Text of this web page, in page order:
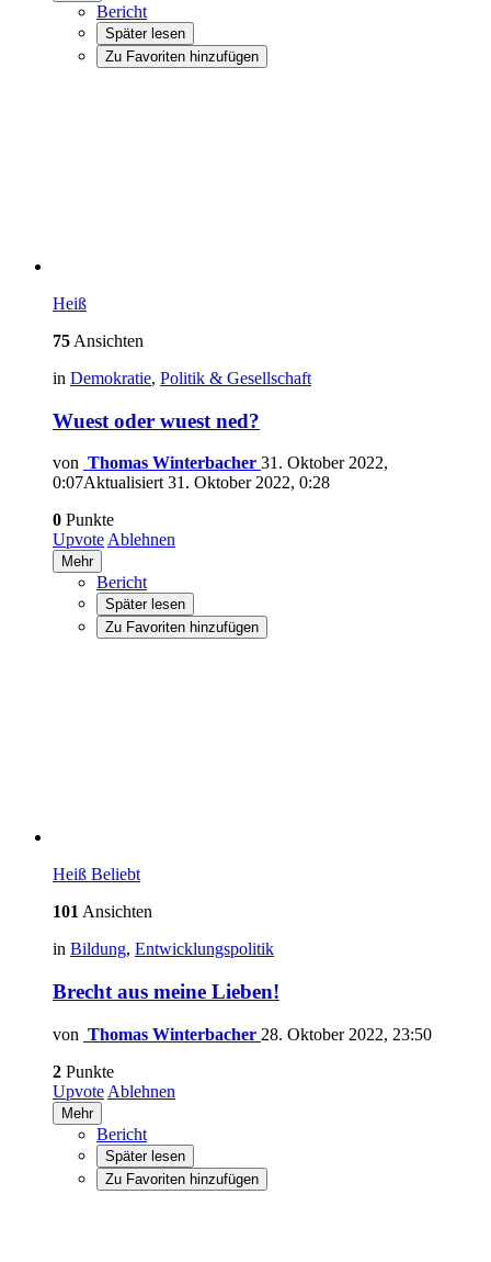
Bericht
Später lesen
Zu Favoriten hinzufügen
Heiß
75 Ansichten
in Demokratie, Politik & Gesellschaft
Wuest oder wuest ned?
von Thomas Winterbacher 31. Oktober 2022,
0:07Aktualisiert 31. Oktober 2022, 0:28
0 Punkte
Upvote Ablehnen
Mehr
Bericht
Später lesen
Zu Favoriten hinzufügen
Heiß Beliebt
101 Ansichten
in Bildung, Entwicklungspolitik
Brecht aus meine Lieben!
von Thomas Winterbacher 28. Oktober 2022, 23:50
2 Punkte
Upvote Ablehnen
Mehr
Bericht
Später lesen
Zu Favoriten hinzufügen